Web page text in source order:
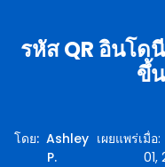
รหัส QR อินโด
ขึ้
โดย: Ashley
P.
เผยแพร่เมื่อ:
01,